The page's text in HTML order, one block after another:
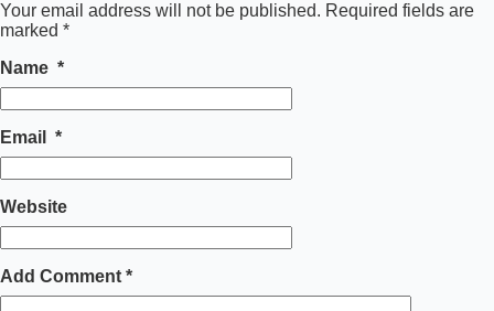
Your email address will not be published. Required fields are
marked *
Name *
Email *
Website
Add Comment *